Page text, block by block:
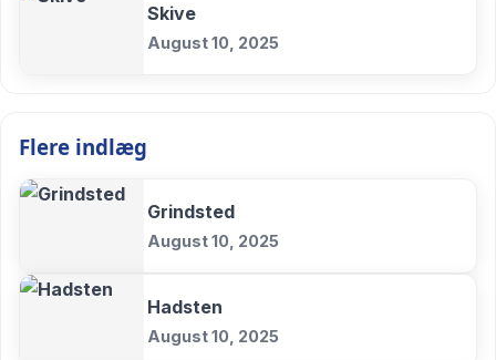
Skive
August 10, 2025
Flere indlæg
Grindsted
August 10, 2025
Hadsten
August 10, 2025